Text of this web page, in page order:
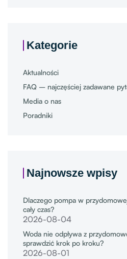
Kategorie
Aktualności
FAQ – najczęściej zadawane
Media o nas
Poradniki
Najnowsze wpisy
Dlaczego pompa w
cały czas?
2026-08-04
Woda nie odpływa z
sprawdzić krok po kroku?
2026-08-01